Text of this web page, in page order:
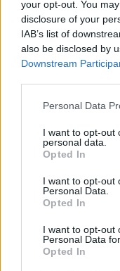
your opt-out. You
disclosure of your
IAB’s list of
also be disclosed by
Downstream
Personal Data
I want to opt-out
personal data.
Opted In
I want to opt-out
Personal Data.
Opted In
I want to opt-out
Personal Data
Opted In
Da chuva
8/08/2026